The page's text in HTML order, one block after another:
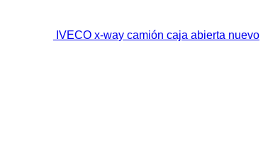
IVECO x-way camión caja abierta nuevo